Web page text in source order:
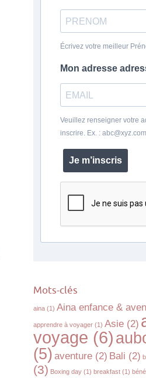
Écrivez votre meilleur
Mon adresse
Veuillez renseigner votre
inscrire. Ex. : abc@xyz.com
Je m’inscris
Mots-clés
aina (1) Aina enfance &
apprendre à voyager (1) Asie (2)
voyage (6)
(5) aventure (2) Bali (2)
(3) Boxing day (1) breakfast (1)